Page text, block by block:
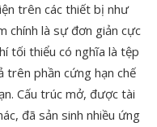
trên các thiết bị như
chính là sự đơn giản cực
tối thiểu có nghĩa là tệp
trên phần cứng hạn chế
Cấu trúc mở, được tài
đã sản sinh nhiều ứng